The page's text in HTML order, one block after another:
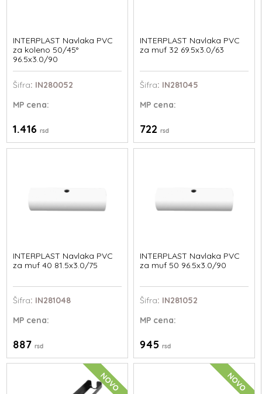
INTERPLAST Navlaka PVC
za koleno 50/45°
96.5x3.0/90
Šifra: IN280052
MP cena:
1.416rsd
INTERPLAST Navlaka PVC
za muf 32 69.5x3.0/63
Šifra: IN281045
MPcena:
722 rsd
INTERPLAST Navlaka PVC
za muf 40 81.5x3.0/75
Šifra: IN281048
MP cena:
887rsd
INTERPLAST Navlaka PVC
za muf 50 96.5x3.0/90
Šifra: IN281052
MPcena:
945 rsd
NOVO NOVO